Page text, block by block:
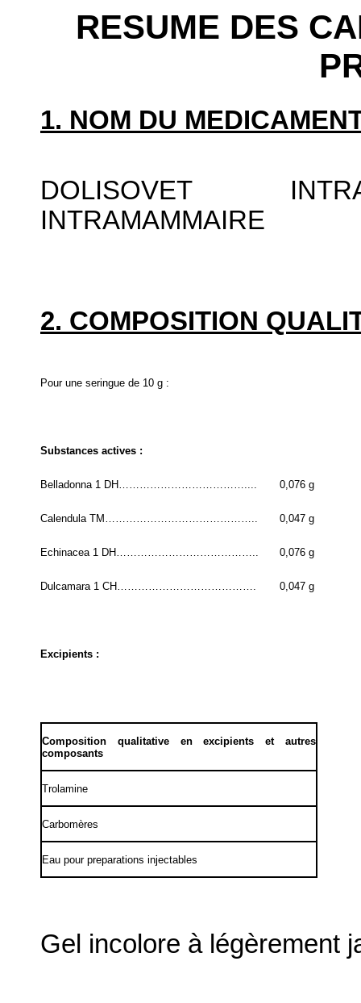
RESUME DES
1. NOM DU
DOLISOVET
INTRAMAMMAIRE
2. COMPOSITION
Pour une seringue de 10 g :
Substances actives :
Belladonna 1 DH……………………………….... 0,076 g
Calendula TM…………………………………….. 0,047 g
Echinacea 1 DH………………………………….. 0,076 g
Dulcamara 1 CH…………………………………. 0,047 g
Excipients :
Composition qualitative en excipients et autres
composants
Trolamine
Carbomères
Eau pour preparations injectables
Gel incolore à légèrement